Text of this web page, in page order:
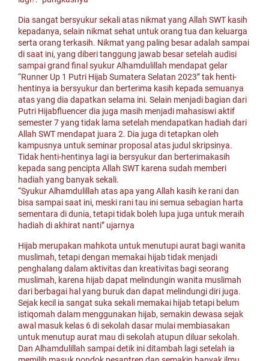
Dia sangat bersyukur sekali atas nikmat yang Allah SWT kasih
kepadanya, selain nikmat sehat untuk orang tua dan keluarga
serta orang terkasih. Nikmat yang paling besar adalah sampai
di saat ini, yang diberi tanggung jawab besar setelah audisi
sampai grand final syukur Alhamdulillah mendapat gelar
“Runner Up 1 Putri Hijab Sumatera Selatan 2023” tak henti-
hentinya ia bersyukur dan berterima kasih kepada semuanya
atas yang dia dapatkan selama ini. Selain menjadi bagian dari
Putri Hijabfluencer dia juga masih menjadi mahasiswi aktif
semester 7 yang tidak lama setelah mendapatkan hadiah dari
Allah SWT mendapat juara 2. Dia juga di tetapkan oleh
kampusnya untuk seminar proposal atas judul skripsinya.
Tidak henti-hentinya lagi ia bersyukur dan berterimakasih
kepada sang pencipta Allah SWT karena sudah memberi
hadiah yang banyak sekali.
“Syukur Alhamdulillah atas apa yang Allah kasih ke rani dan
bisa sampai saat ini, meski rani tau ini semua sebagian harta
sementara di dunia, tetapi tidak boleh lupa juga untuk meraih
hadiah di akhirat nanti” ujarnya
Hijab merupakan mahkota untuk menutupi aurat bagi wanita
muslimah, tetapi dengan memakai hijab tidak menjadi
penghalang dalam aktivitas dan kreativitas bagi seorang
muslimah, karena hijab dapat melindungin wanita muslimah
dari berbagai hal yang buruk dan dapat melindungi diri juga.
Sejak kecil ia sangat suka sekali memakai hijab tetapi belum
istiqomah dalam menggunakan hijab, semakin dewasa sejak
awal masuk kelas 6 di sekolah dasar mulai membiasakan
untuk menutup aurat mau di sekolah atupun diluar sekolah.
Dan Alhamdulillah sampai detik ini ditambah lagi setelah ia